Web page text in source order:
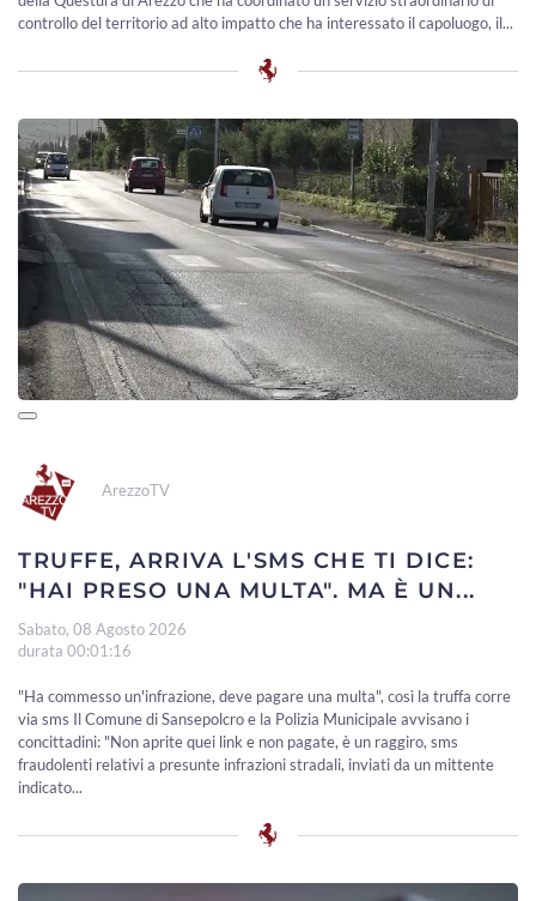
controllo del territorio ad alto impatto che ha interessato il capoluogo, il...
ArezzoTV
TRUFFE, ARRIVA L'SMS CHE TI DICE:
"HAI PRESO UNA MULTA". MA È UN...
Sabato, 08 Agosto 2026
durata 00:01:16
"Ha commesso un'infrazione, deve pagare una multa", così la truffa corre
via sms Il Comune di Sansepolcro e la Polizia Municipale avvisano i
concittadini: "Non aprite quei link e non pagate, è un raggiro, sms
fraudolenti relativi a presunte infrazioni stradali, inviati da un mittente
indicato...